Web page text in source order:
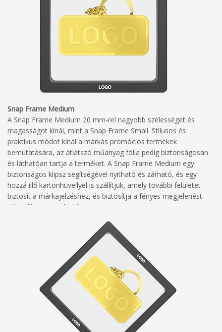
Snap Frame Medium
A Snap Frame Medium 20 mm-rel nagyobb szélességet és
magasságot kínál, mint a Snap Frame Small. Stílusos és
praktikus módot kínál a márkás promóciós termékek
bemutatására, az átlátszó műanyag fólia pedig biztonságosan
és láthatóan tartja a terméket. A Snap Frame Medium egy
biztonságos klipsz segítségével nyitható és zárható, és egy
hozzá illő kartonhüvellyel is szállítjuk, amely további felületet
biztosít a márkajelzéshez, és biztosítja a fényes megjelenést.
Képgaléria megtekintése